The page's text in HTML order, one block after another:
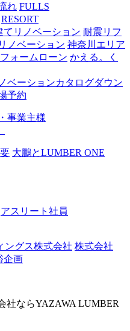
れ FULLS
RESORT
てリノベーション 耐震リフ
ノベーション 神奈川エリア
ォームローン かえる。く
ベーションカタログダウン
予約
事業主様
大鵬とLUMBER ONE
アスリート社員
ングス株式会社 株式会社
企画
社ならYAZAWA LUMBER